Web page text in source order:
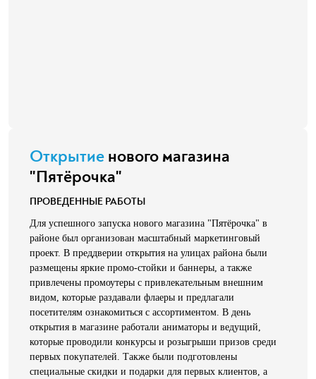
Открытие нового магазина
"Пятёрочка"
ПРОВЕДЕННЫЕ РАБОТЫ
Для успешного запуска нового магазина "Пятёрочка" в
районе был организован масштабный маркетинговый
проект. В преддверии открытия на улицах района были
размещены яркие промо-стойки и баннеры, а также
привлечены промоутеры с привлекательным внешним
видом, которые раздавали флаеры и предлагали
посетителям ознакомиться с ассортиментом. В день
открытия в магазине работали аниматоры и ведущий,
которые проводили конкурсы и розыгрыши призов среди
первых покупателей. Также были подготовлены
специальные скидки и подарки для первых клиентов, а